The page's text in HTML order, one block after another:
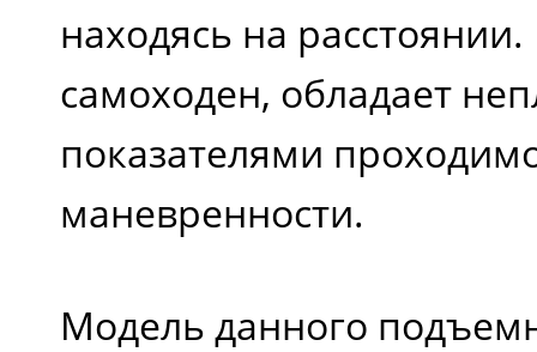
находясь на
самоходен, обладает
показателями
маневренности.
Модель данного